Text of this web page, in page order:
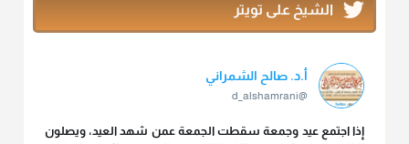
الشيخ على تويتر
أ.د. صالح الشمراني
@d_alshamrani
إذا اجتمع عيد وجمعة سقطت الجمعة عمن شهد العيد، ويصلون